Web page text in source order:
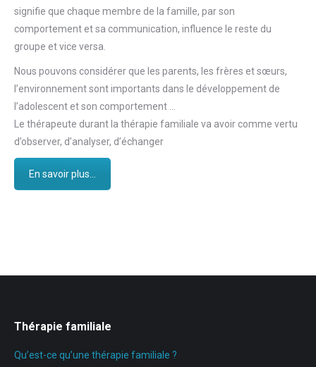
signifie que chaque membre de la famille, par son
comportement et sa communication, influence le reste du
groupe et vice versa.
Nous pouvons considérer que les parents, les frères et sœurs,
l’environnement sont importants dans le développement de
l’adolescent et son comportement …
Le thérapeute durant la thérapie familiale va avoir comme vertu
d’observer, d’analyser, d’échanger
En savoir plus...
Thérapie familiale
Qu’est-ce qu’une thérapie familiale ?